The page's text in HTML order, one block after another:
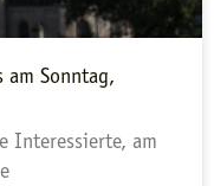
am Sonntag,
Interessierte, am